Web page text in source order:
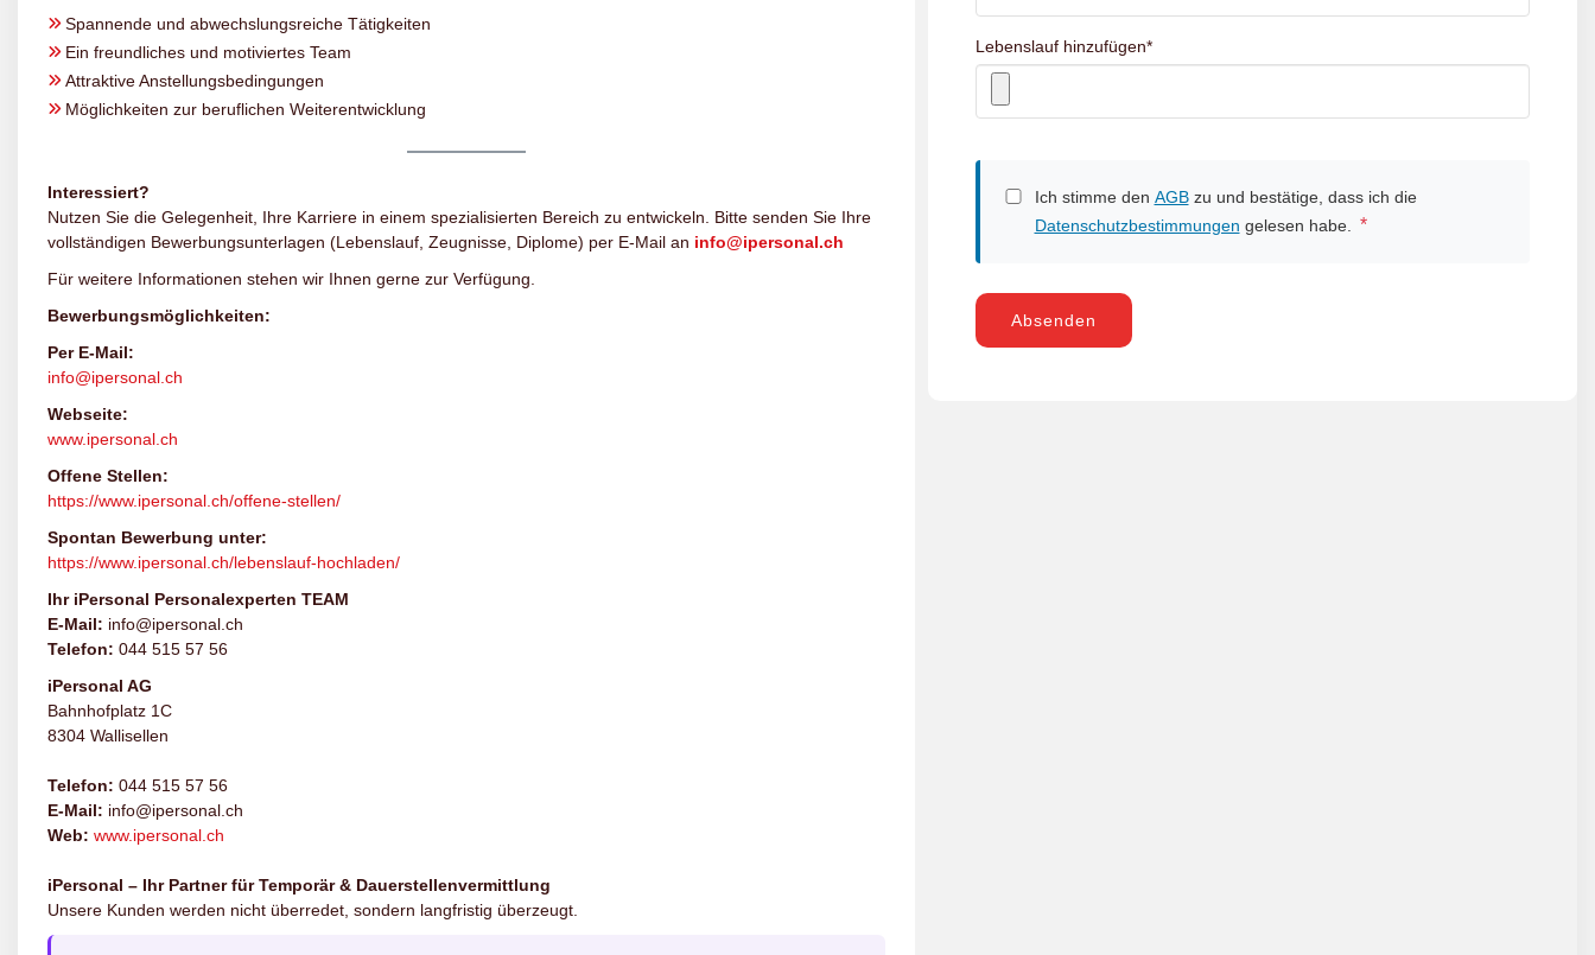
Spannende und abwechslungsreiche Tätigkeiten
Ein freundliches und motiviertes Team
Attraktive Anstellungsbedingungen
Möglichkeiten zur beruflichen Weiterentwicklung
Interessiert?
Nutzen Sie die Gelegenheit, Ihre Karriere in einem spezialisierten Bereich zu entwickeln. Bitte senden Sie Ihre
vollständigen Bewerbungsunterlagen (Lebenslauf, Zeugnisse, Diplome) per E-Mail an info@ipersonal.ch
Für weitere Informationen stehen wir Ihnen gerne zur Verfügung.
Bewerbungsmöglichkeiten:
Per E-Mail:
info@ipersonal.ch
Webseite:
www.ipersonal.ch
Offene Stellen:
https://www.ipersonal.ch/offene-stellen/
Spontan Bewerbung unter:
https://www.ipersonal.ch/lebenslauf-hochladen/
Ihr iPersonal Personalexperten TEAM
E-Mail: info@ipersonal.ch
Telefon: 044 515 57 56
iPersonal AG
Bahnhofplatz 1C
8304 Wallisellen
Telefon: 044 515 57 56
E-Mail: info@ipersonal.ch
Web: www.ipersonal.ch
iPersonal – Ihr Partner für Temporär & Dauerstellenvermittlung
Unsere Kunden werden nicht überredet, sondern langfristig überzeugt.
Lebenslauf hinzufügen*
Ich stimme den AGBzu und bestätige, dass ich die
Datenschutzbestimmungen gelesen habe. *
Absenden